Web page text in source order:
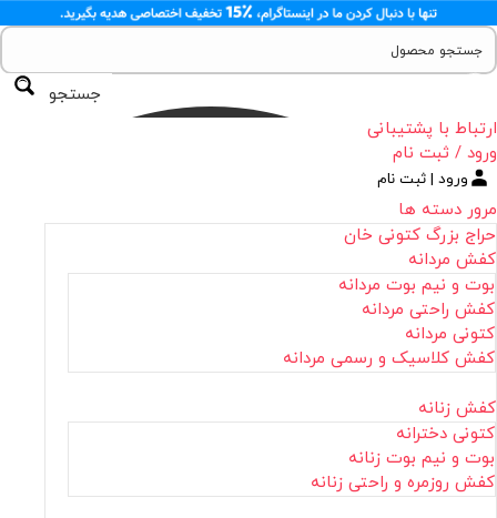
جستجو
ارتباط با پشتیبانی
ورود / ثبت نام
ورود | ثبت نام
مرور دسته ها
حراج بزرگ کتونی خان
کفش مردانه
بوت و نیم بوت مردانه
کفش راحتی مردانه
کتونی مردانه
کفش کلاسیک و رسمی مردانه
کفش زنانه
کتونی دخترانه
بوت و نیم بوت زنانه
کفش روزمره و راحتی زنانه